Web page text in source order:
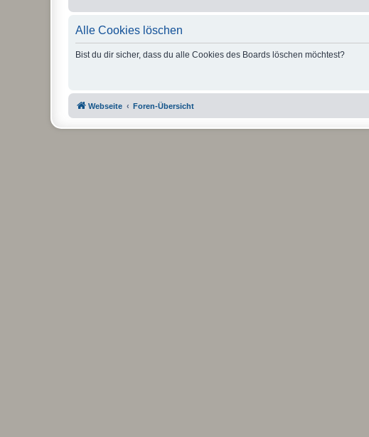
Alle Cookies löschen
Bist du dir sicher, dass du alle Cookies des Boards löschen möchtest?
Webseite Foren-Übersicht